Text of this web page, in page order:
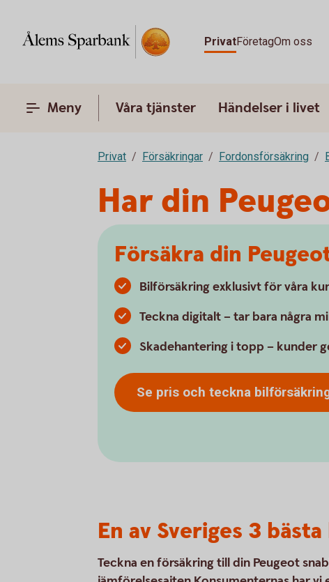
PrivatFöretagOm oss
Meny Våra tjänster Händelser i livet
Privat Försäkringar Fordonsförsäkring
Har din
Försäkra din
Bilförsäkring exklusivt för våra
Teckna digitalt – tar bara några
Skadehantering i topp – kunder
Se pris och teckna
En av Sveriges 3
Teckna en försäkring till din Peugeot